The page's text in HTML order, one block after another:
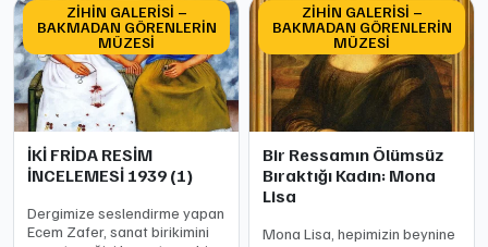
ZİHİN GALERİSİ –
BAKMADAN GÖRENLERİN
MÜZESİ
İKİ FRİDA RESİM
İNCELEMESİ 1939 (1)
Dergimize seslendirme yapan
Ecem Zafer, sanat birikimini
ZİHİN GALERİSİ –
BAKMADAN GÖRENLERİN
MÜZESİ
Bir Ressamın Ölümsüz
Bıraktığı Kadın: Mona
Lisa
Mona Lisa, hepimizin beynine